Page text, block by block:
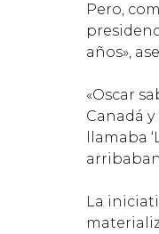
Pero,
años»,
«Oscar
Canadá
llamaba
La